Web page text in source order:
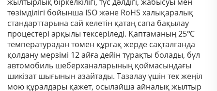
төзімділігі бойынша ISO және RoHS халықаралық
стандарттарына сай келетін қатаң сапа бақылау
процестері арқылы тексеріледі. Қаптаманың 25℃
температурадан төмен құрғақ жерде сақталғанда
қолдану мерзімі 12 айға дейін тұрақты болады, бұл
автомобиль шеберханаларының қоймасындағы
шикізат шығынын азайтады. Тазалау үшін тек жеңіл
мою құралдары қажет, осылайша айналық жылтыр